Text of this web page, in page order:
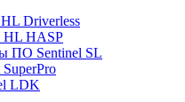
Driverless
HL HASP
ПО Sentinel SL
LDK